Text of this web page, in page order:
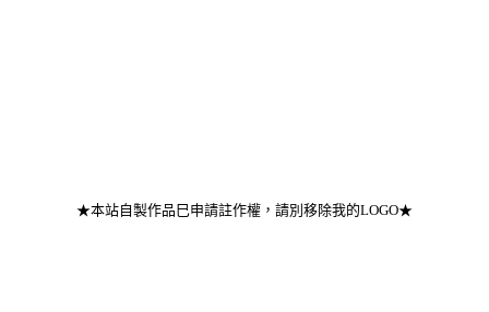
★本站自製作品巳申請註作權，請別移除我的LOGO★